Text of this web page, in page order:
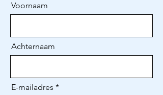
Voornaam
Achternaam
E-mailadres